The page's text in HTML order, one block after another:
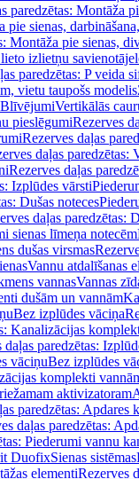
paredzētas: Montāža
pie sienas,
Montāža pie sienas,
izlietņu
paredzētas: P veida
vietu taupošs modelis
BlīvējumiVertikālās
pieslēgumiRezerves
Rezerves daļas
daļas paredzētas:
Rezerves daļas
Izplūdes vārsti
Dušas noteces
daļas paredzētas:
sienas līmeņa notecēm
dušas virsmas
Vannu atdalīšanas
vannasVannas
dušām un vannām
Bez izplūdes vāciņa
Kanalizācijas
daļas paredzētas:
vāciņuBez izplūdes
komplekti
aktivizatoram
paredzētas:
daļas paredzētas:
Piederumi vannu
DuofixSienas sistēmas
elementiRezerves